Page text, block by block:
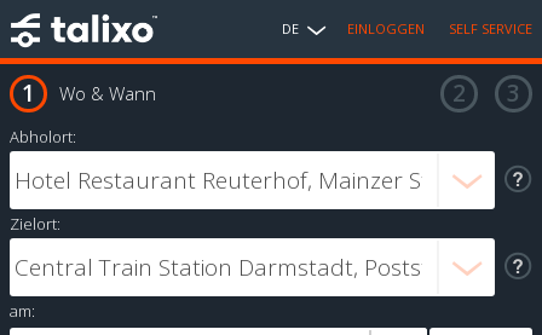
DE EINLOGGEN SELF SERVICE
Wo & Wann
Abholort:
Zielort:
am: